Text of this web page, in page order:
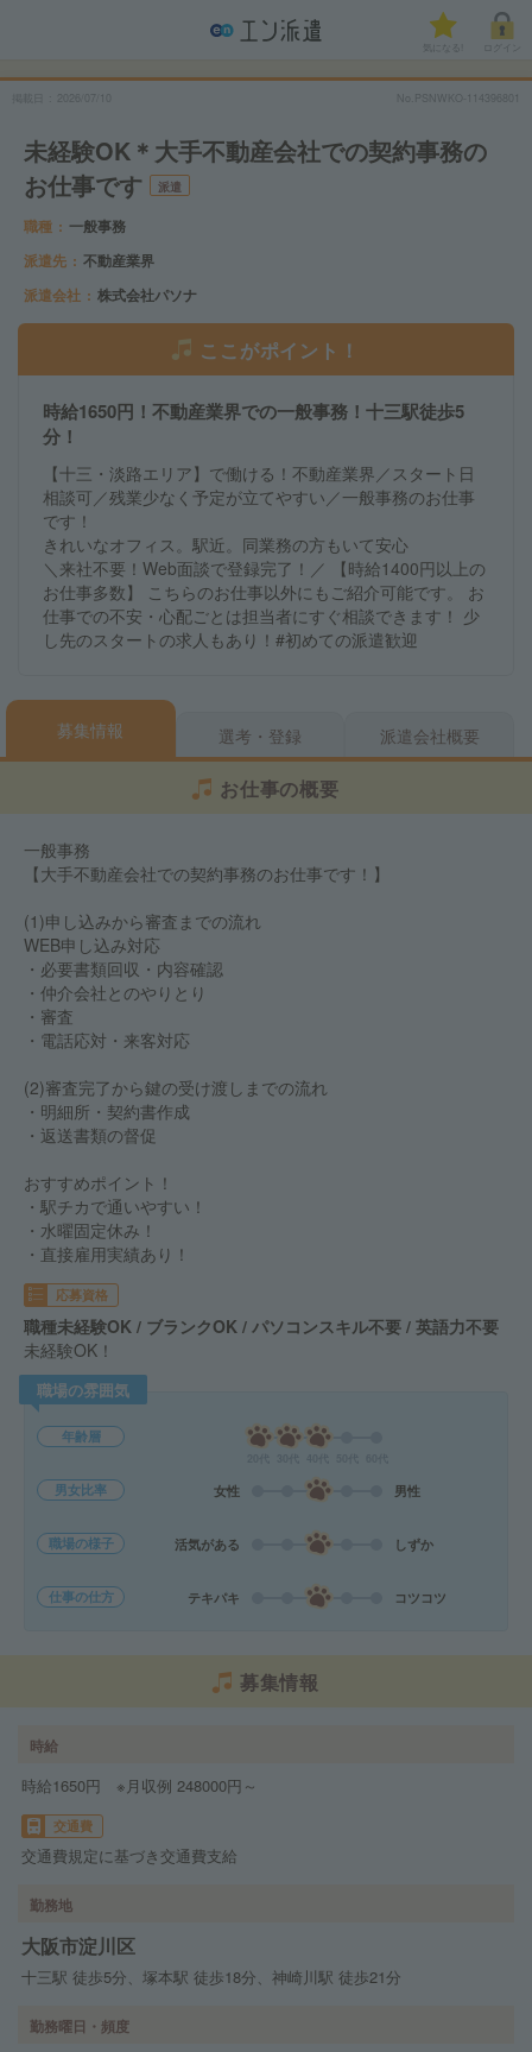
気になる!
2026/07/10 No.PSNWKO-114396801
未経験OK＊大手不動産会社での契約事務の
お仕事です
派遣
職種
一般事務
派遣先
不動産業界
派遣会社
株式会社パソナ
ここがポイント！
時給1650円！不動産業界での一般事務！十三駅徒歩5
分！
【十三・淡路エリア】で働ける！不動産業界／スタート日
相談可／残業少なく予定が立てやすい／一般事務のお仕事
です！
きれいなオフィス。駅近。同業務の方もいて安心
＼来社不要！Web面談で登録完了！／ 【時給1400円以上の
お仕事多数】 こちらのお仕事以外にもご紹介可能です。 お
仕事での不安・心配ごとは担当者にすぐ相談できます！ 少
し先のスタートの求人もあり！#初めての派遣歓迎
募集情報 選考・登録 派遣会社概要
お仕事の概要
一般事務
【大手不動産会社での契約事務のお仕事です！】
(1)申し込みから審査までの流れ
WEB申し込み対応
・必要書類回収・内容確認
・仲介会社とのやりとり
・審査
・電話応対・来客対応
(2)審査完了から鍵の受け渡しまでの流れ
・明細所・契約書作成
・返送書類の督促
おすすめポイント！
・駅チカで通いやすい！
・水曜固定休み！
・直接雇用実績あり！
応募資格
職種未経験OK / ブランクOK / パソコンスキル不要 / 英語力不要
未経験OK！
職場の雰囲気
年齢層
男女比率 女性 男性
職場の様子 活気がある しずか
仕事の仕方 テキパキ コツコツ
募集情報
時給
時給1650円 ※月収例 248000円～
交通費
交通費規定に基づき交通費支給
勤務地
大阪市淀川区
十三駅 徒歩5分、塚本駅 徒歩18分、神崎川駅 徒歩21分
勤務曜日・頻度